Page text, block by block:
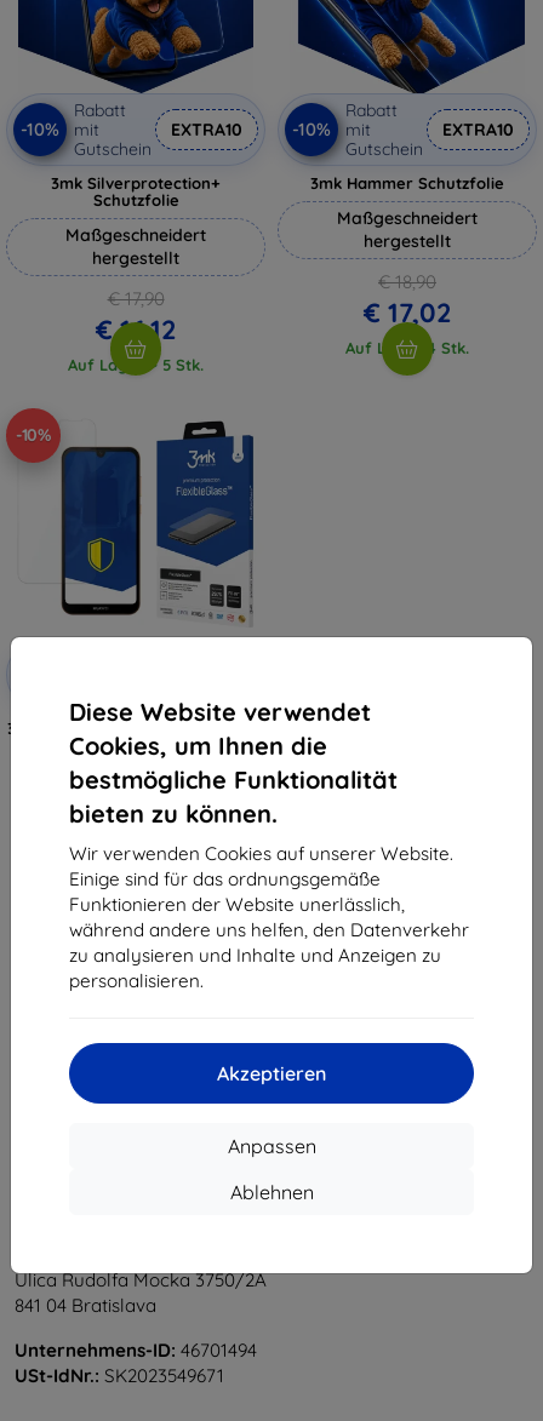
Diese Website verwendet
Cookies, um Ihnen die
bestmögliche Funktionalität
bieten zu können.
Wir verwenden Cookies auf unserer Website.
Einige sind für das ordnungsgemäße
Funktionieren der Website unerlässlich,
während andere uns helfen, den Datenverkehr
zu analysieren und Inhalte und Anzeigen zu
personalisieren.
Akzeptieren
Anpassen
Ablehnen
-10%
Rabatt
mit
Gutschein
EXTRA10
3mk Silverprotection+
Schutzfolie
Maßgeschneidert
hergestellt
€ 17,90
€ 16,12
Auf Lager > 5 Stk.
-10%
Rabatt
mit
Gutschein
EXTRA10
3mk Hammer Schutzfolie
Maßgeschneidert
hergestellt
€ 18,90
€ 17,02
Auf Lager 4 Stk.
-10%
3MK FlexibleGlass Huawei Y5 2019
Hybridglas
€ 9,90
€ 8,92
1
Ulica Rudolfa Mocka 3750/2A
841 04 Bratislava
Unternehmens-ID: 46701494
USt-IdNr.: SK2023549671